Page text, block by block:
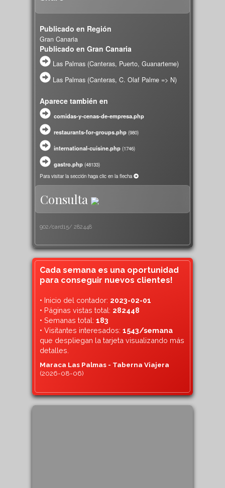
Publicado en Región
Gran Canaria
Publicado en Gran Canaria
Las Palmas (Canteras, Puerto, Guanarteme)
Las Palmas (Canteras, C. Olaf Palme => N)
Aparece también en
comidas-y-cenas-de-empresa.php
restaurants-for-groups.php (980)
international-cuisine.php (1746)
gastro.php (48133)
Para visitar la sección haga clic en la flecha
Consulta
902/card15/ 282448
Cada semana es una oportunidad
para conseguir nuevos clientes!
• Inicio del contador: 2023-02-01
• Páginas vistas total: 282448
• Semanas total: 183
• Visitantes interesados: 1543/semana
que despliegan la tarjeta visualizando más
detalles.
Maraca Las Palmas - Taberna Viajera
(2026-08-06)